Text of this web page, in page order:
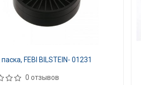
FEBI BILSTEIN- 01231
0 отзывов